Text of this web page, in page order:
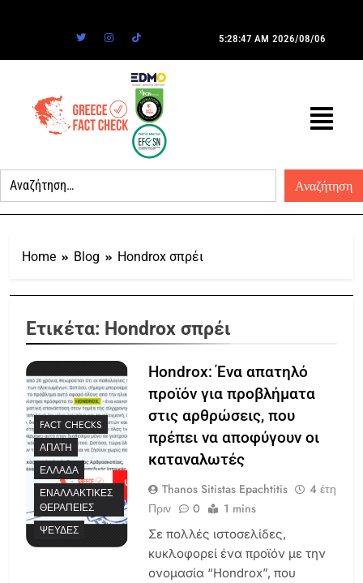
5:28:47 AM 2026/08/06
Home Blog Hondrox σπρέι
Ετικέτα: Hondrox σπρέι
FACT CHECKS
ΑΠΆΤΗ
ΕΛΛΆΔΑ
ΕΝΑΛΛΑΚΤΙΚΈΣ
ΘΕΡΑΠΕΊΕΣ
ΨΕΥΔΈΣ
Hondrox: Ένα απατηλό
προϊόν για προβλήματα
στις αρθρώσεις, που
πρέπει να αποφύγουν οι
καταναλωτές
Thanos Sitistas Epachtitis
4 έτη
Πριν
0 1 mins
Σε πολλές ιστοσελίδες,
κυκλοφορεί ένα προϊόν με την
ονομασία “Hondrox”, που